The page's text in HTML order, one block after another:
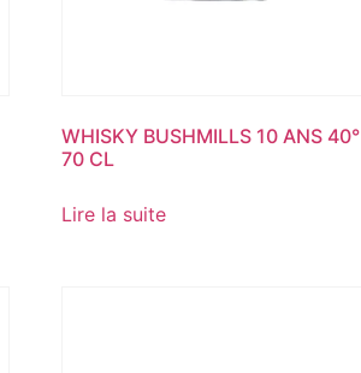
WHISKY BUSHMILLS 10 ANS 40°
70 CL
Lire la suite